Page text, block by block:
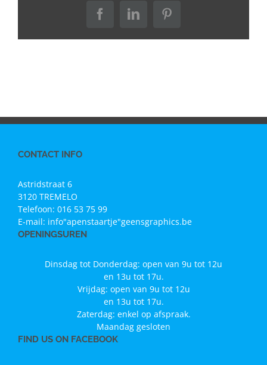
FacebookLinkedInPinterest
CONTACT INFO
Astridstraat 6
3120 TREMELO
Telefoon: 016 53 75 99
E-mail: info"apenstaartje"geensgraphics.be
OPENINGSUREN
Dinsdag tot Donderdag: open van 9u tot 12u
en 13u tot 17u.
Vrijdag: open van 9u tot 12u
en 13u tot 17u.
Zaterdag: enkel op afspraak.
Maandag gesloten
FIND US ON FACEBOOK